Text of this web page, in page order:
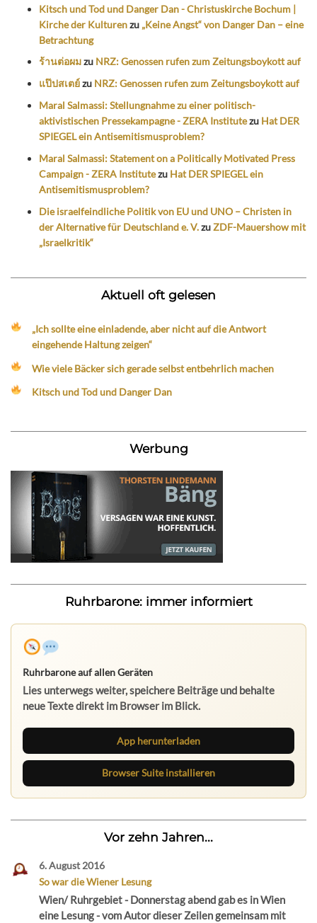
Kitsch und Tod und Danger Dan - Christuskirche Bochum |
Kirche der Kulturenzu „Keine Angst“ von Danger Dan – eine
Betrachtung
ร้านต่อผมzu NRZ: Genossen rufen zum Zeitungsboykott auf
แป๊ปสเตย์zu NRZ: Genossen rufen zum Zeitungsboykott auf
Maral Salmassi: Stellungnahme zu einer politisch-
aktivistischen Pressekampagne - ZERA Institutezu Hat DER
SPIEGEL ein Antisemitismusproblem?
Maral Salmassi: Statement on a Politically Motivated Press
Campaign - ZERA Institutezu Hat DER SPIEGEL ein
Antisemitismusproblem?
Die israelfeindliche Politik von EU und UNO – Christen in
der Alternative für Deutschland e. V.zuZDF-Mauershow mit
„Israelkritik“
Aktuell oft gelesen
„Ich sollte eine einladende, aber nicht auf die Antwort
eingehende Haltung zeigen“
Wie viele Bäcker sich gerade selbst entbehrlich machen
Kitsch und Tod und Danger Dan
Werbung
Ruhrbarone: immer informiert
Ruhrbarone auf allen Geräten
Lies unterwegs weiter, speichere Beiträge und behalte
neue Texte direkt im Browser im Blick.
App herunterladen
Browser Suite installieren
Vor zehn Jahren...
6. August 2016
So war die Wiener Lesung
Wien/ Ruhrgebiet - Donnerstag abend gab es in Wien
eine Lesung - vom Autor dieser Zeilen gemeinsam mit